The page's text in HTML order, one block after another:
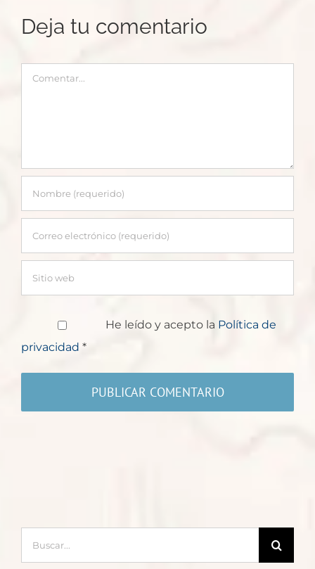
Deja tu comentario
Comentar
He leído y acepto la Política de
privacidad *